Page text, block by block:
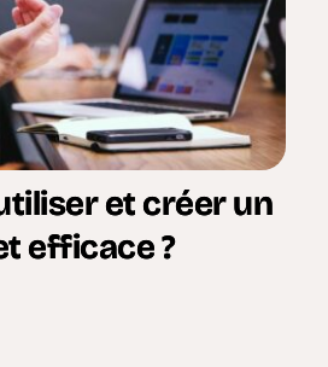
et créer un
efficace ?